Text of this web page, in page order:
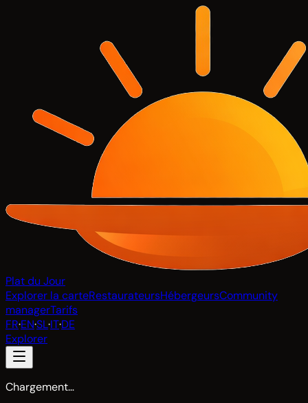
Plat du Jour
Explorer la carteRestaurateursHébergeursCommunity
managerTarifs
FR·EN·SL·IT·DE
Explorer
Chargement…